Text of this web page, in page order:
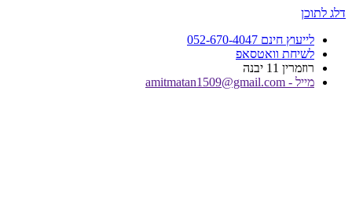
דלג לתוכן
לייעוץ חינם 052-670-4047
לשיחת וואטסאפ
רוזמרין 11 יבנה
מייל - amitmatan1509@gmail.com